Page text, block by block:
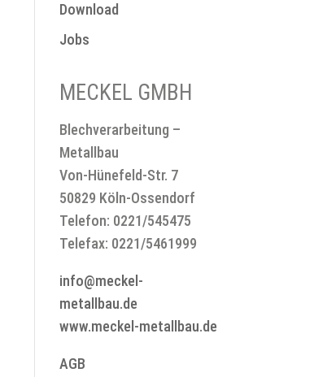
Download
Jobs
MECKEL GMBH
Blechverarbeitung –
Metallbau
Von-Hünefeld-Str. 7
50829 Köln-Ossendorf
Telefon: 0221/545475
Telefax: 0221/5461999
info@meckel-
metallbau.de
www.meckel-metallbau.de
AGB